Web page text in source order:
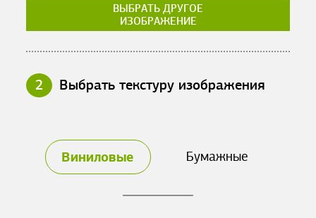
ВЫБРАТЬ ДРУГОЕ
ИЗОБРАЖЕНИЕ
2 Выбрать текстуру изображения
Виниловые Бумажные